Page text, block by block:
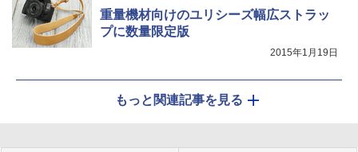
重量機材向けのユリシーズ幅広ストラッ
プに数量限定版
2015年1月19日
もっと関連記事を見る